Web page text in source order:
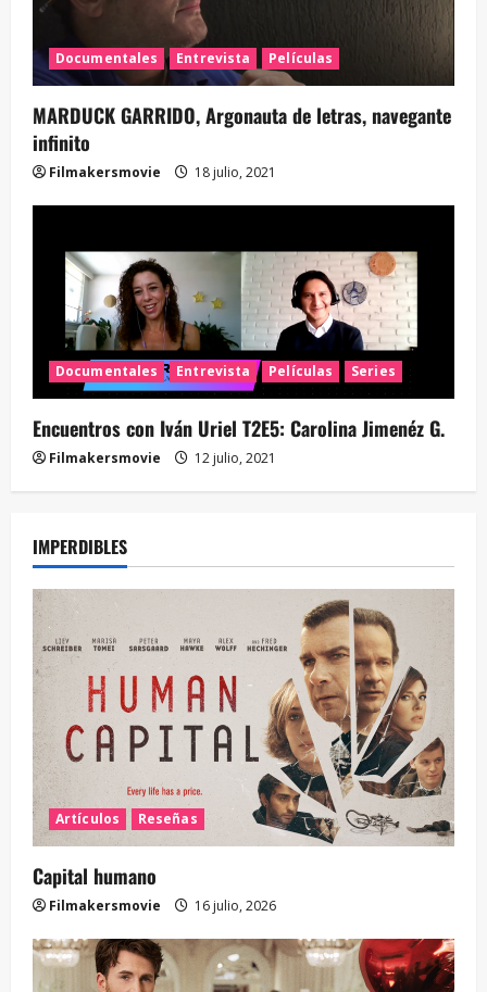
Documentales Entrevista Películas
MARDUCK GARRIDO, Argonauta de letras, navegante
infinito
Filmakersmovie 18 julio, 2021
Documentales Entrevista Películas Series
Encuentros con Iván Uriel T2E5: Carolina Jimenéz G.
Filmakersmovie 12 julio, 2021
IMPERDIBLES
Artículos Reseñas
Capital humano
Filmakersmovie 16 julio, 2026